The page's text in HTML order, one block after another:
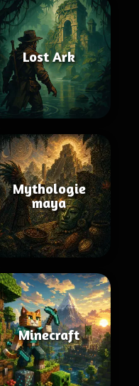
Lost Ark
Mythologie
maya
Minecraft